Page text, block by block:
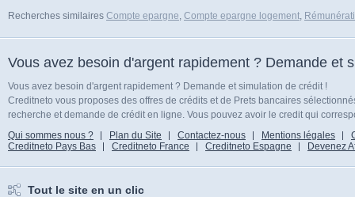
Recherches similaires Compte epargne, Compte epargne logement,
Vous avez besoin d'argent rapidement ? Demande et
Vous avez besoin d'argent rapidement ? Demande et simulation de crédit !
Creditneto vous proposes des offres de crédits et de Prets bancaires
recherche et demande de crédit en ligne. Vous pouvez avoir le credit qui
Qui sommes nous ?
Plan du Site Contactez-nous Mentions légales
Creditneto Pays Bas
Creditneto France Creditneto Espagne Devenez
Tout le site en un clic